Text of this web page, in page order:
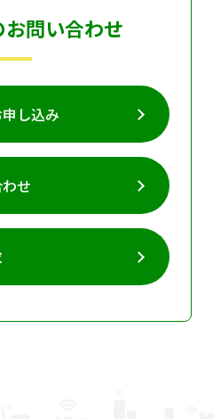
問い合わせ
し込み
せ